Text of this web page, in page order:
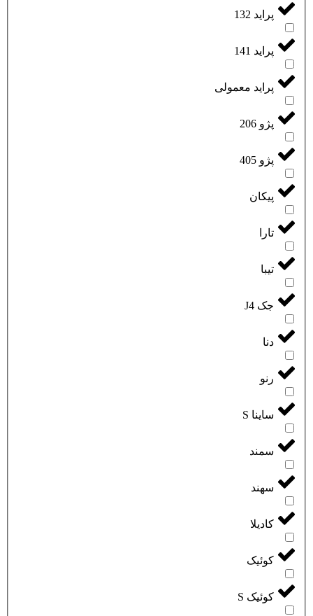
پراید 132
پراید 141
پراید معمولی
پژو 206
پژو 405
پیکان
تارا
تیبا
جک J4
دنا
رنو
ساینا S
سمند
سهند
کادیلا
کوئیک
کوئیک S